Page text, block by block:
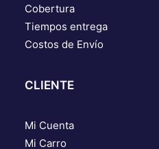
Cobertura
Tiempos entrega
Costos de Envío
CLIENTE
Mi Cuenta
Mi Carro